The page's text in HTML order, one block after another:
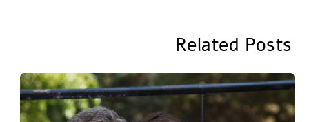
Related Posts